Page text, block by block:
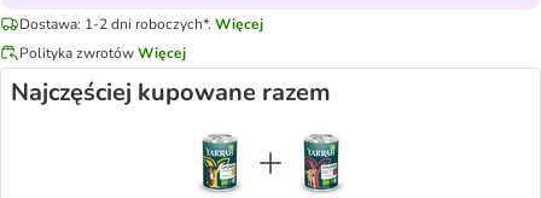
Dostawa: 1-2 dni roboczych*. Więcej
Polityka zwrotówWięcej
Najczęściej kupowane razem